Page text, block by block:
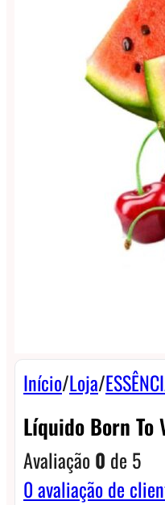
Início/Loja/
Líquido Born To
Avaliação0 de 5
0avaliação de